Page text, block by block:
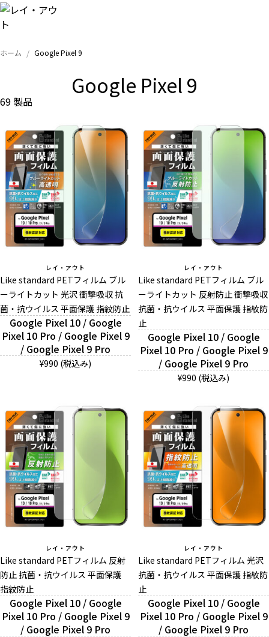
トップ
Xperia
Galaxy
AQUOS
Google
And More
スマホリング/ストラップ/他
事業内容
会社概要
お知らせ
よくある質問
お問い合わせ（一般の皆様）
お問い合わせ（企業様）
プライバシーポリシー
ホーム Google Pixel 9
Google Pixel 9
69 製品
レイ・アウト
Like standard PETフィルム ブル
ーライトカット 光沢 衝撃吸収 抗
菌・抗ウイルス 平面保護 指紋防止
Google Pixel 10 / Google
Pixel 10 Pro / Google Pixel 9
/ Google Pixel 9 Pro
¥990 (税込み)
レイ・アウト
Like standard PETフィルム ブル
ーライトカット 反射防止 衝撃吸収
抗菌・抗ウイルス 平面保護 指紋防
止
Google Pixel 10 / Google
Pixel 10 Pro / Google Pixel 9
/ Google Pixel 9 Pro
¥990 (税込み)
レイ・アウト
Like standard PETフィルム 反射
防止 抗菌・抗ウイルス 平面保護
指紋防止
Google Pixel 10 / Google
Pixel 10 Pro / Google Pixel 9
/ Google Pixel 9 Pro
レイ・アウト
Like standard PETフィルム 光沢
抗菌・抗ウイルス 平面保護 指紋防
止
Google Pixel 10 / Google
Pixel 10 Pro / Google Pixel 9
/ Google Pixel 9 Pro